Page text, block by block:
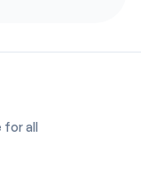
for all